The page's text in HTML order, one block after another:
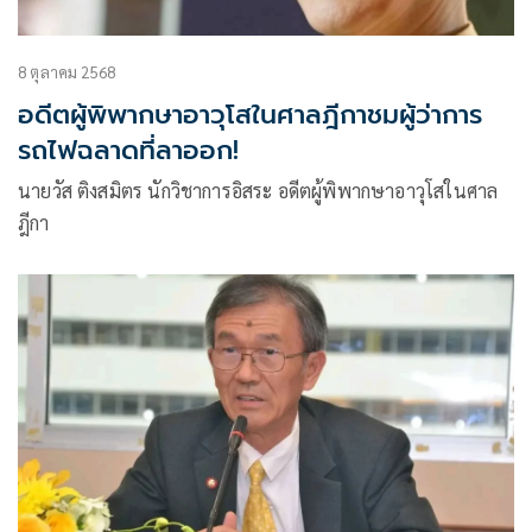
8 ตุลาคม 2568
อดีตผู้พิพากษาอาวุโสในศาลฎีกาชมผู้ว่าการ
รถไฟฉลาดที่ลาออก!
นายวัส ติงสมิตร นักวิชาการอิสระ อดีตผู้พิพากษาอาวุโสในศาล
ฎีกา